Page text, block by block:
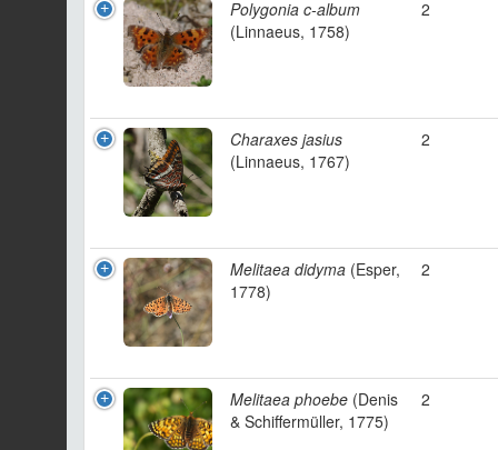
Polygonia c-album
(Linnaeus, 1758)
2
Charaxes jasius
(Linnaeus, 1767)
2
Melitaea didyma (Esper,
1778)
2
Melitaea phoebe (Denis
& Schiffermüller, 1775)
2